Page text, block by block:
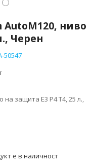
ниво
Черен
50547
защита E3 P4 T4, 25 л.,
е в наличност